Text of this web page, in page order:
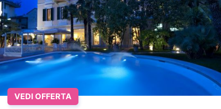
VEDI OFFERTA